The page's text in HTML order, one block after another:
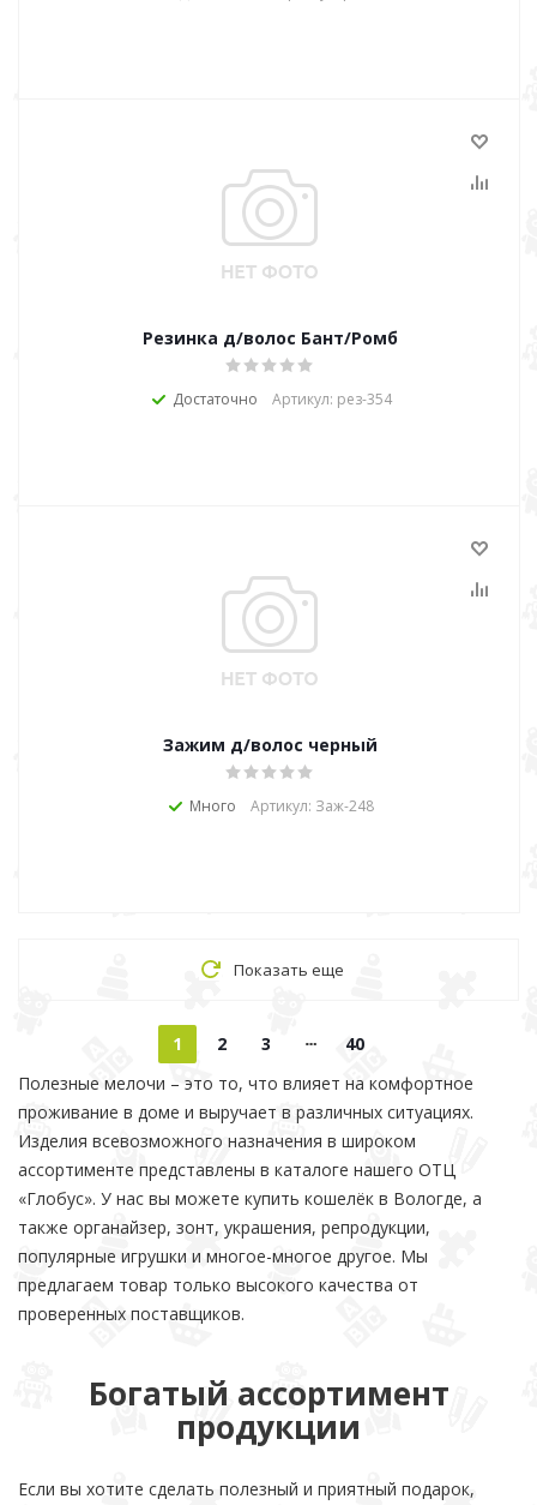
Резинка д/волос Бант/Ромб
Достаточно Артикул: рез-354
Зажим д/волос черный
Много Артикул: Заж-248
Показать еще
1 2 3
40
Полезные мелочи – это то, что влияет на комфортное
проживание в доме и выручает в различных ситуациях.
Изделия всевозможного назначения в широком
ассортименте представлены в каталоге нашего ОТЦ
«Глобус». У нас вы можете купить кошелёк в Вологде, а
также органайзер, зонт, украшения, репродукции,
популярные игрушки и многое-многое другое. Мы
предлагаем товар только высокого качества от
проверенных поставщиков.
Богатый ассортимент
продукции
Если вы хотите сделать полезный и приятный подарок,